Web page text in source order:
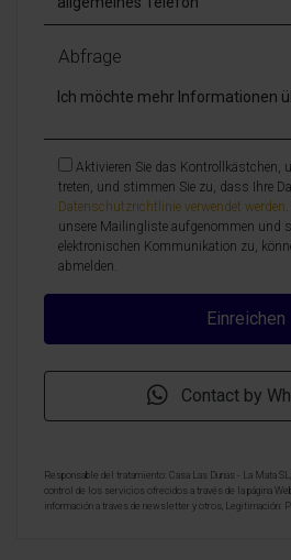
Abfrage
Aktivieren Sie das Kontrollkästchen,
treten, und stimmen Sie zu, dass Ihre
Datenschutzrichtlinie verwendet werden
unsere Mailingliste aufgenommen und
elektronischen Kommunikation zu,
abmelden.
Contact by
Responsable del tratamiento: Casa Las Dunas - La Mata
control de los servicios ofrecidos a través de la página
información a traves de newsletter y otros, Legitimación: